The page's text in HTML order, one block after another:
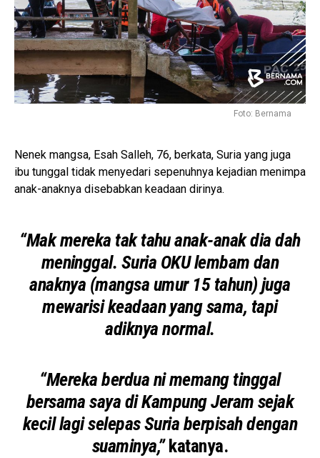
Foto: Bernama
Nenek mangsa, Esah Salleh, 76, berkata, Suria yang juga
ibu tunggal tidak menyedari sepenuhnya kejadian menimpa
anak-anaknya disebabkan keadaan dirinya.
“Mak mereka tak tahu anak-anak dia dah
meninggal. Suria OKU lembam dan
anaknya (mangsa umur 15 tahun) juga
mewarisi keadaan yang sama, tapi
adiknya normal.
“Mereka berdua ni memang tinggal
bersama saya di Kampung Jeram sejak
kecil lagi selepas Suria berpisah dengan
suaminya,”katanya.